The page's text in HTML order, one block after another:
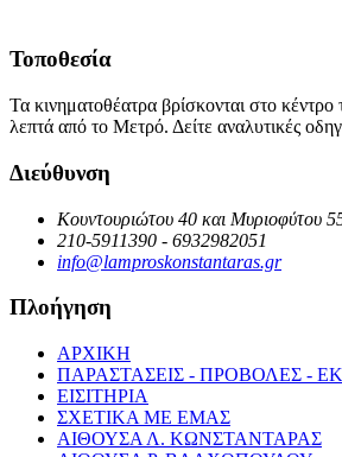
Τοποθεσία
Τα κινηματοθέατρα βρίσκονται στο
λεπτά από το Μετρό. Δείτε αναλυτικές
Διεύθυνση
Κουντουριώτου 40 και Μυριοφύτου
210-5911390 - 6932982051
info@lamproskonstantaras.gr
Πλοήγηση
ΑΡΧΙΚΗ
ΠΑΡΑΣΤΑΣΕΙΣ - ΠΡΟΒΟΛΕΣ -
ΕΙΣΙΤΗΡΙΑ
ΣΧΕΤΙΚΑ ΜΕ ΕΜΑΣ
ΑΙΘΟΥΣΑ Λ. ΚΩΝΣΤΑΝΤΑΡΑΣ